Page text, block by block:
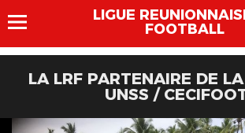
LIGUE
FOOTBALL
LA LRF PARTENAIRE DE
UNSS /